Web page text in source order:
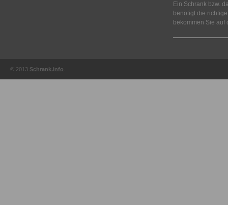
Ein Schrank bzw.
benötigt die
bekommen Sie auf
© 2013 Schrank.info